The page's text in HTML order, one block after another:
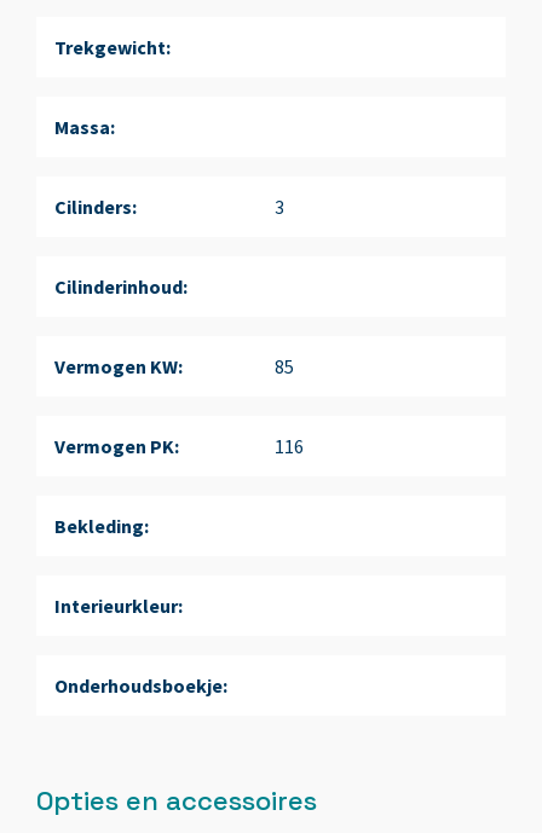
Trekgewicht:
Massa:
Cilinders: 3
Cilinderinhoud:
Vermogen KW: 85
Vermogen PK: 116
Bekleding:
Interieurkleur:
Onderhoudsboekje:
Opties en accessoires